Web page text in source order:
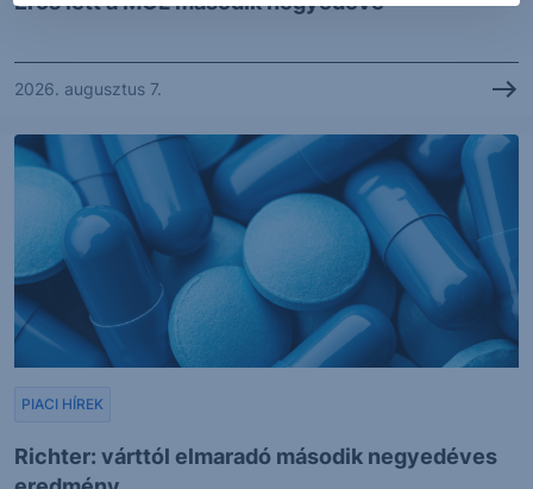
2026. augusztus 7.
Richter: várttól elmaradó második negyedéves
PIACI HÍREK